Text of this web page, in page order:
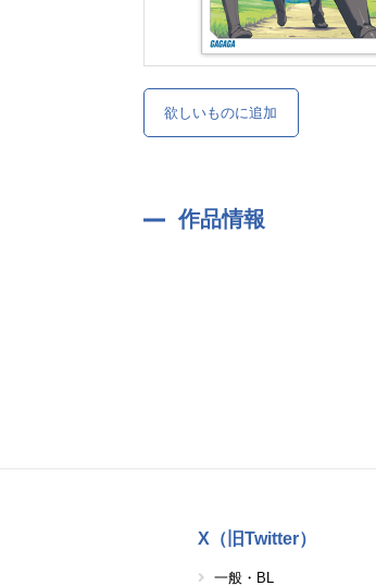
欲しいものに追加
作品情報
X（旧Twitter）
一般・BL